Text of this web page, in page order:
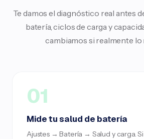
Te damos el diagnóstico real antes
batería, ciclos de carga y
cambiamos si realmente lo
01
Mide tu salud de batería
Ajustes → Batería → Salud y carga.